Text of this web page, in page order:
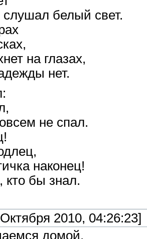
слушал белый свет.
на глазах,
нет.
не спал.
наконец!
кто бы знал.
2010, 04:26:23]
домой.